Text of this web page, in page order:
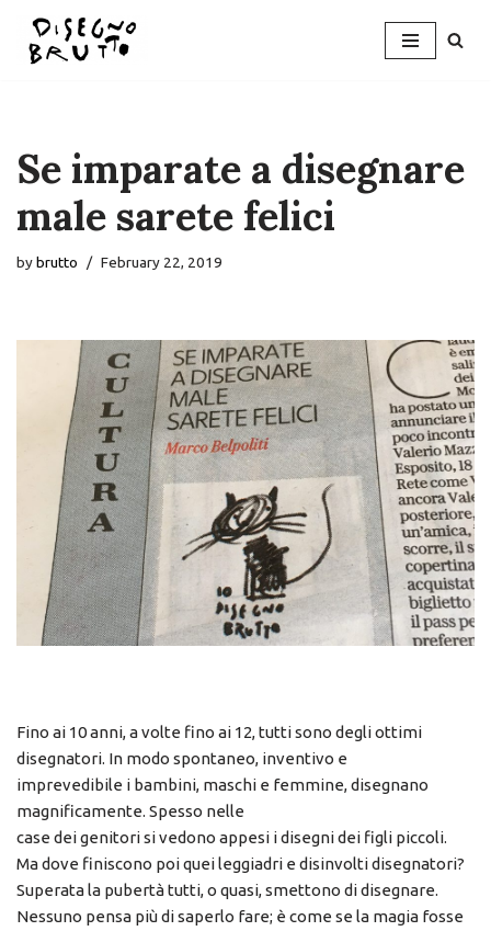
Skip
Se imparate a disegnare
male sarete felici
bybrutto February 22, 2019
Fino ai 10 anni, a volte fino ai 12, tutti sono degli ottimi
disegnatori. In modo spontaneo, inventivo e
imprevedibile i bambini, maschi e femmine, disegnano
magnificamente. Spesso nelle
case dei genitori si vedono appesi i disegni dei figli piccoli.
Ma dove finiscono poi quei leggiadri e disinvolti disegnatori?
Superata la pubertà tutti, o quasi, smettono di disegnare.
Nessuno pensa più di saperlo fare; è come se la magia fosse